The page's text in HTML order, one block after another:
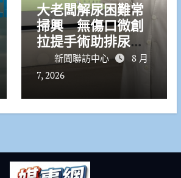
大老闆解尿困難常
掃興 無傷口微創
拉提手術助排尿順
暢保雄風
新聞聯訪中心
8 月
7, 2026